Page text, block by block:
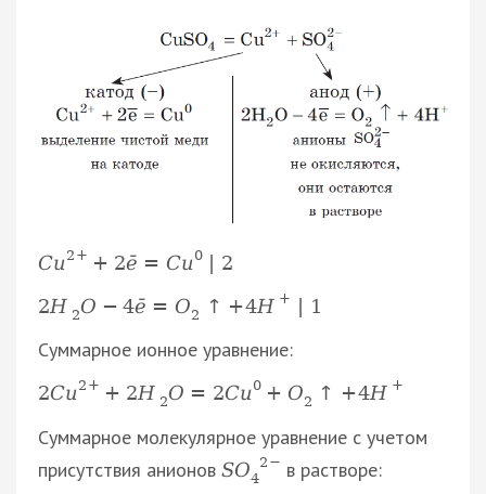
Cu2 + + 2ē = Cu0
2
2H 2O − 4ē = O2 ↑ +4H + 1
Суммарное ионное уравнение:
2Cu2 + + 2H 2O = 2Cu0 + O2 ↑ +4H +
Суммарное молекулярное уравнение с учетом
присутствия анионов SO4
2 − в растворе: